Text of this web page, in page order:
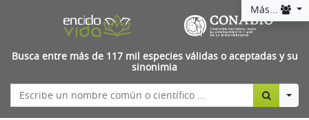
Más...
Busca entre más de 117 mil especies válidas o aceptadas y su
sinonimia